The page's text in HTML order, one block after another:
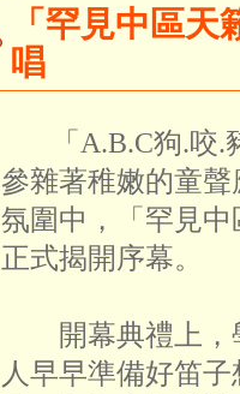
「罕見中區
唱
「A.B.C狗.咬.
參雜著稚嫩的童
氛圍中，「罕見
正式揭開序幕。
開幕典禮上，
人早早準備好笛